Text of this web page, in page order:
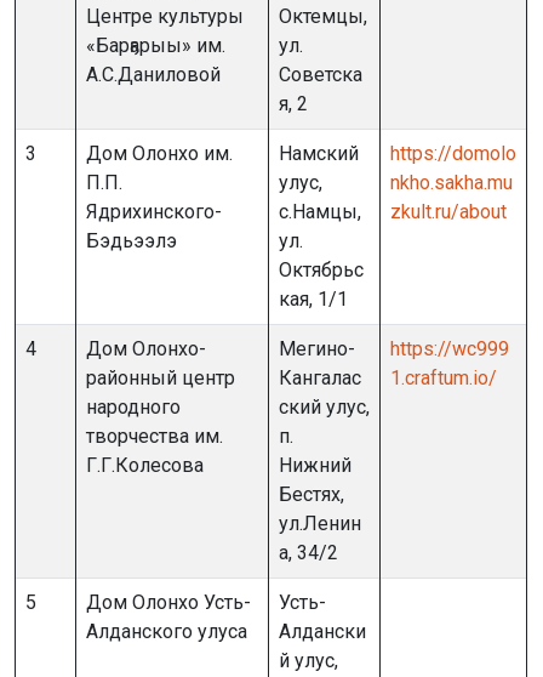
Центре культуры
«Барҕарыы» им.
А.С.Даниловой
Октемцы,
ул.
Советска
я, 2
3
Дом Олонхо им.
П.П.
Ядрихинского-
Бэдьээлэ
Намский
улус,
с.Намцы,
ул.
Октябрьс
кая, 1/1
https://domolo
nkho.sakha.mu
zkult.ru/about
4
Дом Олонхо-
районный центр
народного
творчества им.
Г.Г.Колесова
Мегино-
Кангалас
ский улус,
п.
Нижний
Бестях,
ул.Ленин
а, 34/2
https://wc999
1.craftum.io/
5
Дом Олонхо Усть-
Алданского улуса
Усть-
Алдански
й улус,